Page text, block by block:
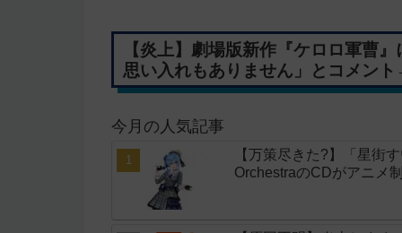
【炎上】劇場版新作『ケロロ軍曹
思い入れもありません」とコメン
今月の人気記事
【万策尽きた?】「星街
OrchestraのCDがアニメ